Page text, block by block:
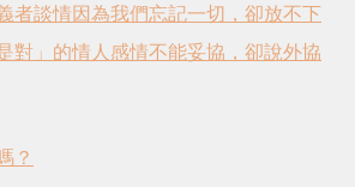
者談情因為我們忘記一切，卻放不下
對」的情人 感情不能妥協，卻說外協
？